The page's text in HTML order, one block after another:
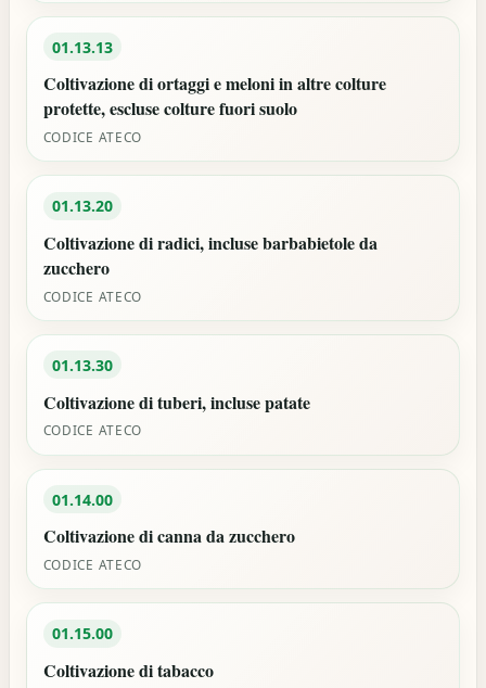
01.13.13
Coltivazione di ortaggi e meloni in altre colture
protette, escluse colture fuori suolo
CODICE ATECO
01.13.20
Coltivazione di radici, incluse barbabietole da
zucchero
CODICE ATECO
01.13.30
Coltivazione di tuberi, incluse patate
CODICE ATECO
01.14.00
Coltivazione di canna da zucchero
CODICE ATECO
01.15.00
Coltivazione di tabacco